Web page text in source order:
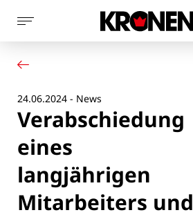
Seitennaviagtion
anzeigen
Unsere Lösungen
Aktuelles
Unternehmen
Kontakt
24.06.2024 - News
Verabschiedung
eines
langjährigen
Mitarbeiters und